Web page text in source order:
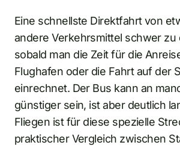
Eine schnellste Direktfahrt von
andere Verkehrsmittel schwer zu
sobald man die Zeit für die
Flughafen oder die Fahrt auf der
einrechnet. Der Bus kann an
günstiger sein, ist aber deutlich
Fliegen ist für diese spezielle
praktischer Vergleich zwischen